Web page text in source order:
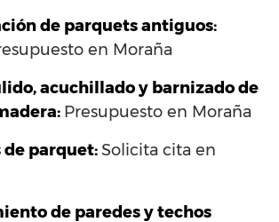
de parquets antiguos:
en Moraña
acuchillado y barnizado de
Presupuesto en Moraña
de parquet:Solicita cita en
de paredes y techos